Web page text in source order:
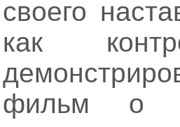
своего
как
фильм о